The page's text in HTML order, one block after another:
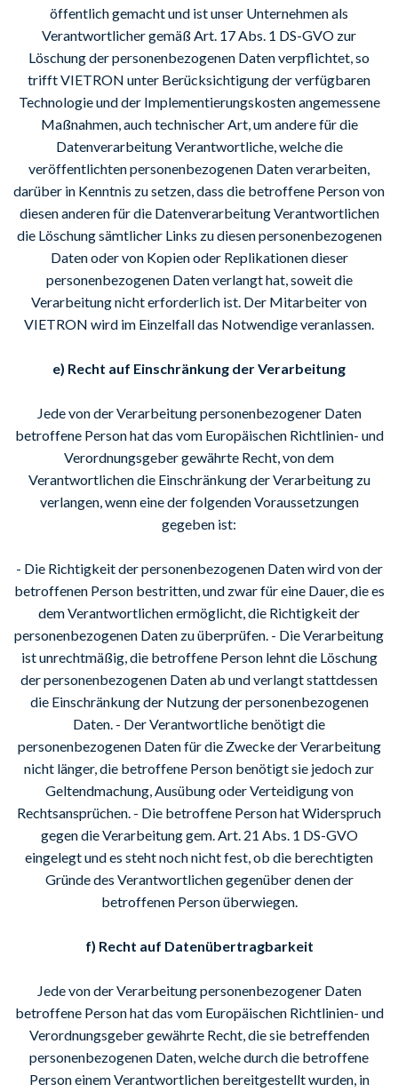
öffentlich gemacht und ist unser Unternehmen als
Verantwortlicher gemäß Art. 17 Abs. 1 DS-GVO zur
Löschung der personenbezogenen Daten verpflichtet, so
trifft VIETRON unter Berücksichtigung der verfügbaren
Technologie und der Implementierungskosten angemessene
Maßnahmen, auch technischer Art, um andere für die
Datenverarbeitung Verantwortliche, welche die
veröffentlichten personenbezogenen Daten verarbeiten,
darüber in Kenntnis zu setzen, dass die betroffene Person von
diesen anderen für die Datenverarbeitung Verantwortlichen
die Löschung sämtlicher Links zu diesen personenbezogenen
Daten oder von Kopien oder Replikationen dieser
personenbezogenen Daten verlangt hat, soweit die
Verarbeitung nicht erforderlich ist. Der Mitarbeiter von
VIETRON wird im Einzelfall das Notwendige veranlassen.
e) Recht auf Einschränkung der Verarbeitung
Jede von der Verarbeitung personenbezogener Daten
betroffene Person hat das vom Europäischen Richtlinien- und
Verordnungsgeber gewährte Recht, von dem
Verantwortlichen die Einschränkung der Verarbeitung zu
verlangen, wenn eine der folgenden Voraussetzungen
gegeben ist:
- Die Richtigkeit der personenbezogenen Daten wird von der
betroffenen Person bestritten, und zwar für eine Dauer, die es
dem Verantwortlichen ermöglicht, die Richtigkeit der
personenbezogenen Daten zu überprüfen. - Die Verarbeitung
ist unrechtmäßig, die betroffene Person lehnt die Löschung
der personenbezogenen Daten ab und verlangt stattdessen
die Einschränkung der Nutzung der personenbezogenen
Daten. - Der Verantwortliche benötigt die
personenbezogenen Daten für die Zwecke der Verarbeitung
nicht länger, die betroffene Person benötigt sie jedoch zur
Geltendmachung, Ausübung oder Verteidigung von
Rechtsansprüchen. - Die betroffene Person hat Widerspruch
gegen die Verarbeitung gem. Art. 21 Abs. 1 DS-GVO
eingelegt und es steht noch nicht fest, ob die berechtigten
Gründe des Verantwortlichen gegenüber denen der
betroffenen Person überwiegen.
f) Recht auf Datenübertragbarkeit
Jede von der Verarbeitung personenbezogener Daten
betroffene Person hat das vom Europäischen Richtlinien- und
Verordnungsgeber gewährte Recht, die sie betreffenden
personenbezogenen Daten, welche durch die betroffene
Person einem Verantwortlichen bereitgestellt wurden, in